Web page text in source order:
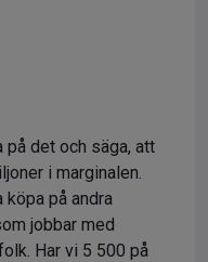
på det och säga, att
i marginalen.
köpa på andra
jobbar med
Har vi 5 500 på